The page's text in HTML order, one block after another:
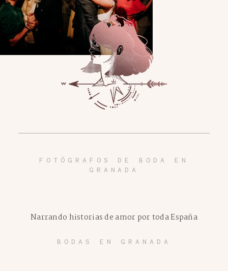
FOTÓGRAFOS DE BODA EN
GRANADA
BODAS EN GRANADA
Narrando historias de amor por toda España